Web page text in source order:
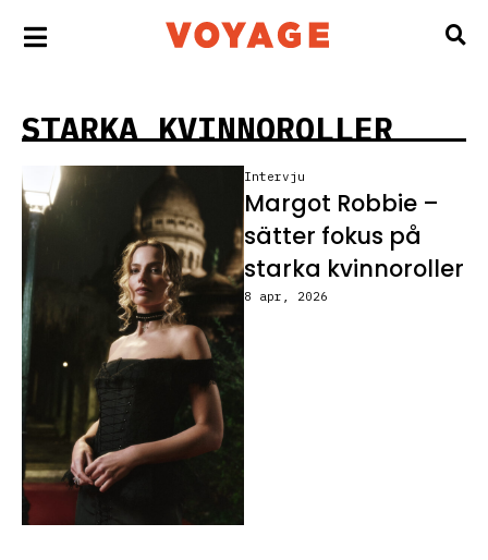
STARKA KVINNOROLLER
Intervju
Margot Robbie –
sätter fokus på
starka kvinnoroller
8 apr, 2026